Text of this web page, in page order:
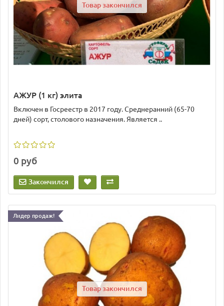
Товар закончился
АЖУР (1 кг) элита
Включен в Госреестр в 2017 году. Среднеранний (65-70
дней) сорт, столового назначения. Является ..
0 руб
Закончился
Лидер продаж!
Товар закончился